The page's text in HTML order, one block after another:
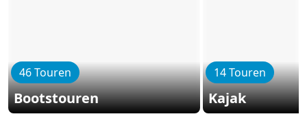
46 Touren
Bootstouren
14 Touren
Kajak